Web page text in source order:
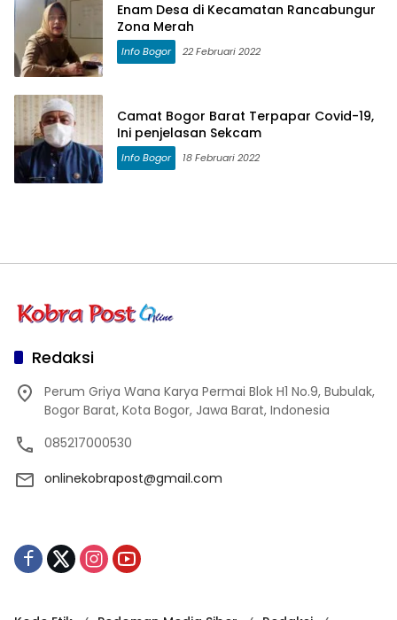
Enam Desa di Kecamatan Rancabungur
Zona Merah
Info Bogor 22 Februari 2022
Camat Bogor Barat Terpapar Covid-19,
Ini penjelasan Sekcam
Info Bogor 18 Februari 2022
Redaksi
Perum Griya Wana Karya Permai Blok H1 No.9, Bubulak,
Bogor Barat, Kota Bogor, Jawa Barat, Indonesia
085217000530
onlinekobrapost@gmail.com